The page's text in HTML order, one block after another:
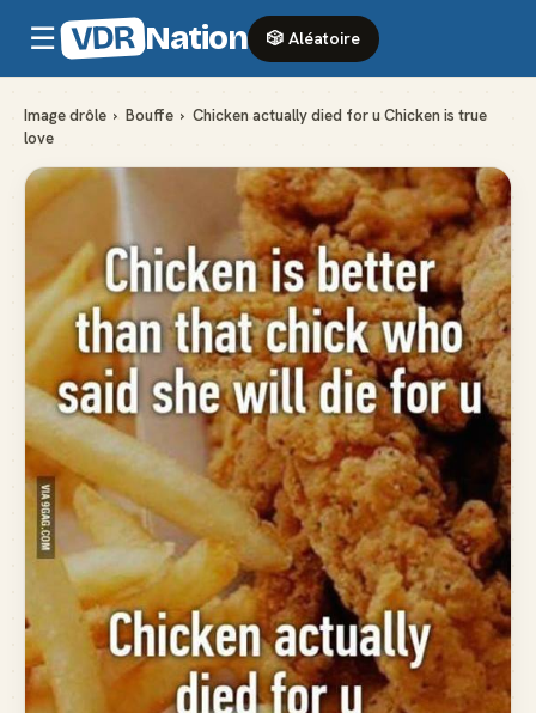
☰ VDR Nation 🎲 Aléatoire
Image drôle › Bouffe › Chicken actually died for u Chicken is true
love